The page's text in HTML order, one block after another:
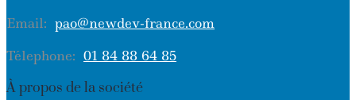
Email: pao@newdev-france.com
Télephone: 01 84 88 64 85
À propos de la société